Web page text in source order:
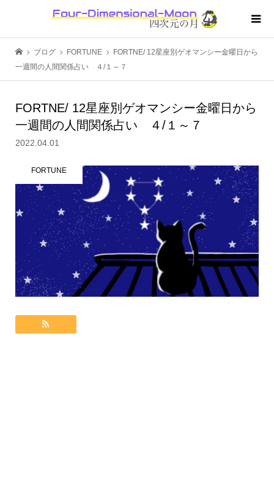
ブログ FORTUNE
FORTNE/ 12星座別ゲオマンシー金曜日から
一週間の人間関係占い ４/１～７
FORTNE/ 12星座別ゲオマンシー金曜日から
一週間の人間関係占い ４/１～７
2022.04.01
FORTUNE